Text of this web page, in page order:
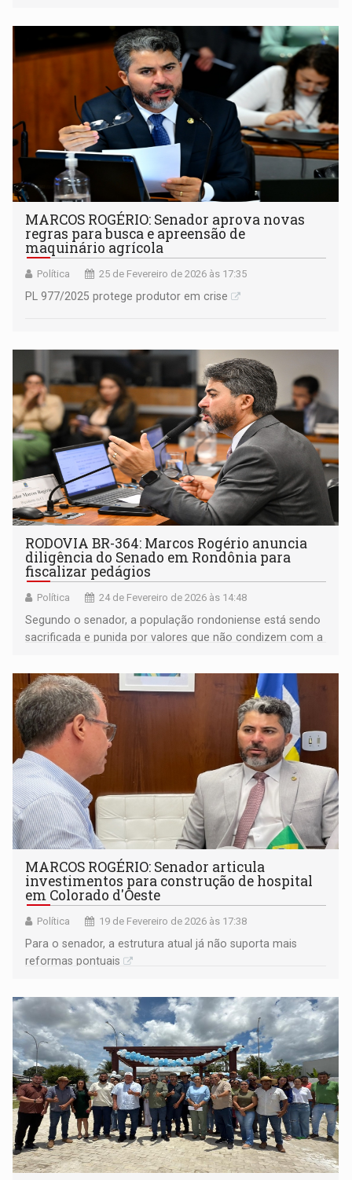
MARCOS ROGÉRIO: Senador aprova novas
regras para busca e apreensão de
maquinário agrícola
Política 25 de Fevereiro de 2026 às 17:35
PL 977/2025 protege produtor em crise
RODOVIA BR-364: Marcos Rogério anuncia
diligência do Senado em Rondônia para
fiscalizar pedágios
Política 24 de Fevereiro de 2026 às 14:48
Segundo o senador, a população rondoniense está sendo
sacrificada e punida por valores que não condizem com a
MARCOS ROGÉRIO: Senador articula
investimentos para construção de hospital
em Colorado d'Oeste
Política 19 de Fevereiro de 2026 às 17:38
Para o senador, a estrutura atual já não suporta mais
reformas pontuais